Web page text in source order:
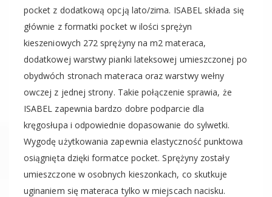
pocket z dodatkową opcją lato/zima. ISABEL składa się
głównie z formatki pocket w ilości sprężyn
kieszeniowych 272 sprężyny na m2 materaca,
dodatkowej warstwy pianki lateksowej umieszczonej po
obydwóch stronach materaca oraz warstwy wełny
owczej z jednej strony. Takie połączenie sprawia, że
ISABEL zapewnia bardzo dobre podparcie dla
kręgosłupa i odpowiednie dopasowanie do sylwetki.
Wygodę użytkowania zapewnia elastyczność punktowa
osiągnięta dzięki formatce pocket. Sprężyny zostały
umieszczone w osobnych kieszonkach, co skutkuje
uginaniem się materaca tylko w miejscach nacisku.